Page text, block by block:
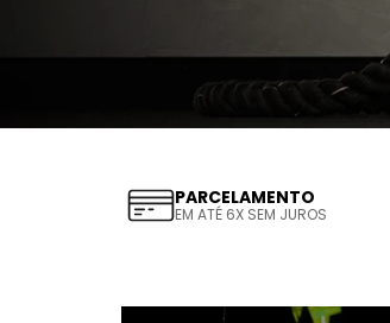
PARCELAMENTO
EM ATÉ 6X SEM JUROS